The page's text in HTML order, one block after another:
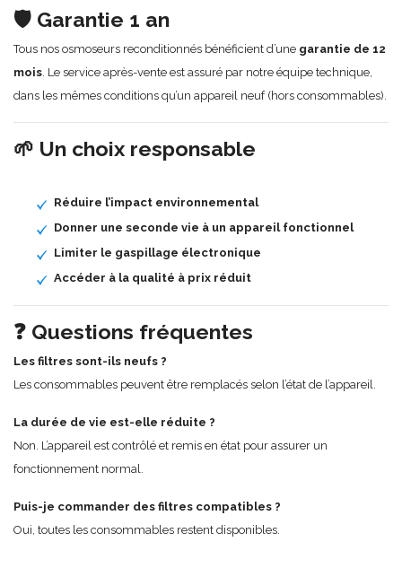
🛡 Garantie 1 an
Tous nos osmoseurs reconditionnés bénéficient d’une garantie de 12
mois . Le service après-vente est assuré par notre équipe technique,
dans les mêmes conditions qu’un appareil neuf (hors consommables).
🌱 Un choix responsable
Réduire l’impact environnemental
Donner une seconde vie à un appareil fonctionnel
Limiter le gaspillage électronique
Accéder à la qualité à prix réduit
❓ Questions fréquentes
Les filtres sont-ils neufs ?
Les consommables peuvent être remplacés selon l’état de l’appareil.
La durée de vie est-elle réduite ?
Non. L’appareil est contrôlé et remis en état pour assurer un
fonctionnement normal.
Puis-je commander des filtres compatibles ?
Oui, toutes les consommables restent disponibles.